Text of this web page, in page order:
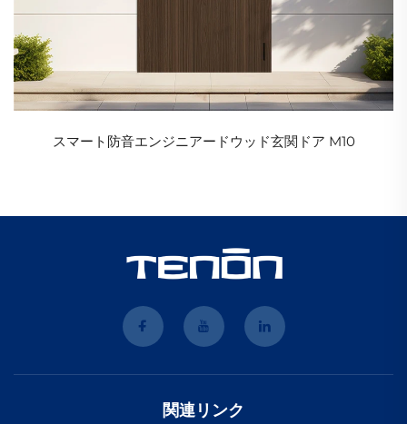
スマート防音エンジニアードウッド玄関ドア M10
関連リンク